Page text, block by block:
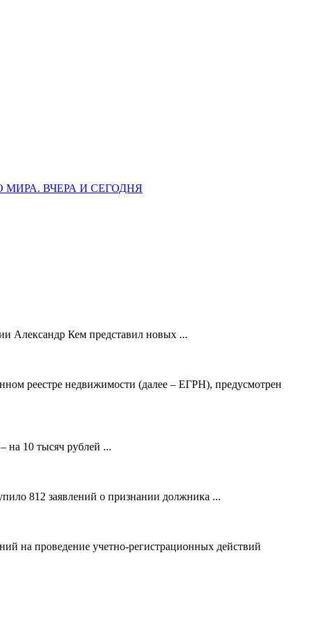
ВЧЕРА И СЕГОДНЯ
Александр Кем представил новых ...
реестре недвижимости (далее – ЕГРН), предусмотрен
на 10 тысяч рублей ...
812 заявлений о признании должника ...
на проведение учетно-регистрационных действий